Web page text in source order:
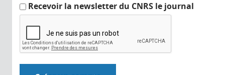
Recevoir la newsletter du CNRS le journal